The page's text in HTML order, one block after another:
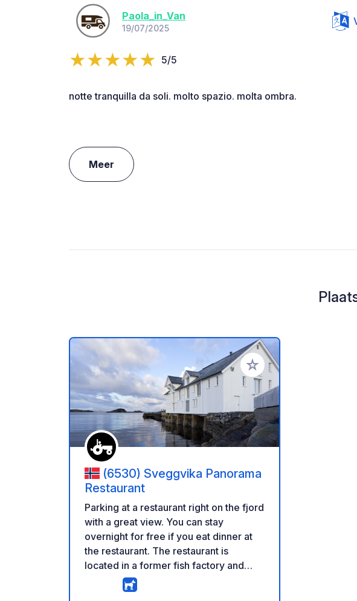
Paola_in_Van
19/07/2025
5/5
notte tranquilla da soli. molto spazio. molta ombra.
Meer
Voeg toe aan je favorieten
(6530) Sveggvika Panorama
Restaurant
Parking at a restaurant right on the fjord
with a great view. You can stay
overnight for free if you eat dinner at
the restaurant. The restaurant is
located in a former fish factory and
also offers breakfast for campers.
Currently, no services are available,